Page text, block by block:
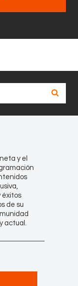
y el
éxitos
de su
actual.